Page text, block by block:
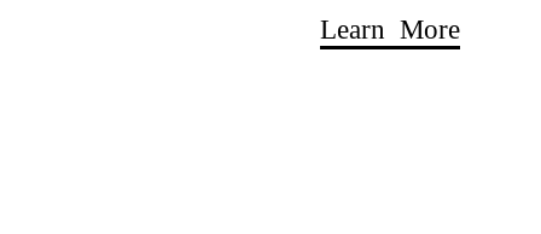
Learn More